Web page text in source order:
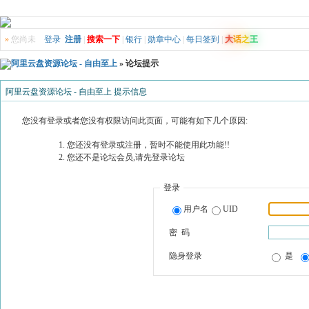
» 您尚未 登录 注册 搜索一下 银行 勋章中心 每日签到 大话之王
阿里云盘资源论坛 - 自由至上 » 论坛提示
阿里云盘资源论坛 - 自由至上 提示信息
您没有登录或者您没有权限访问此页面，可能有如下几个原因:
您还没有登录或注册，暂时不能使用此功能!!
您还不是论坛会员,请先登录论坛
登录
用户名 UID
密 码
隐身登录 是